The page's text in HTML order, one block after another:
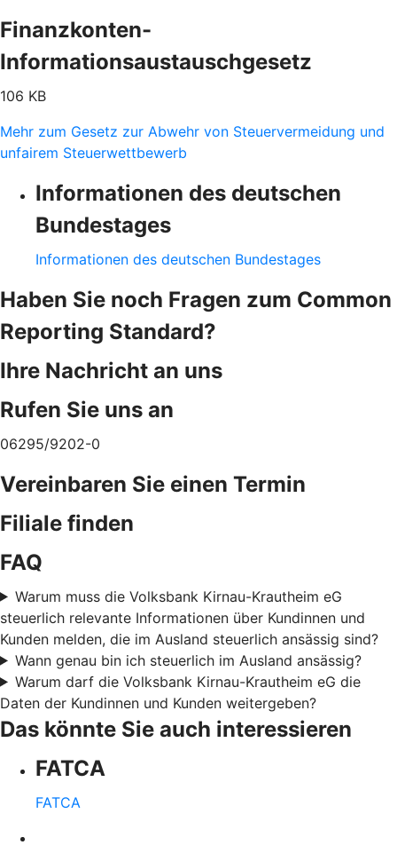
Finanzkonten-
Informationsaustauschgesetz
106 KB
Mehr zum Gesetz zur Abwehr von Steuervermeidung und
unfairem Steuerwettbewerb
Informationen des deutschen
Bundestages
Informationen des deutschen Bundestages
Haben Sie noch Fragen zum Common
Reporting Standard?
Ihre Nachricht an uns
Rufen Sie uns an
06295/9202-0
Vereinbaren Sie einen Termin
Filiale finden
FAQ
Warum muss die Volksbank Kirnau-Krautheim eG
steuerlich relevante Informationen über Kundinnen und
Kunden melden, die im Ausland steuerlich ansässig sind?
Wann genau bin ich steuerlich im Ausland ansässig?
Warum darf die Volksbank Kirnau-Krautheim eG die
Daten der Kundinnen und Kunden weitergeben?
Das könnte Sie auch interessieren
FATCA
FATCA